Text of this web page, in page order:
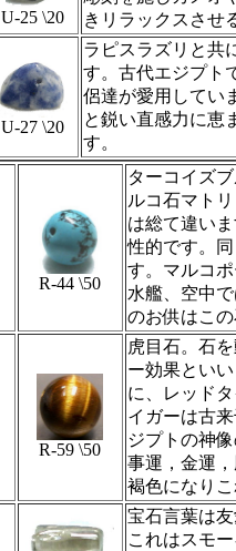
U-25 \20
きリラックスさせ
U-27 \20
ラピスラズリと共
す。古代エジプト
侶達が愛用してい
と鋭い直感力に恵
す。
R-44 \50
ターコイズ
ルコ石マト
は総て違い
性的です。
す。マルコ
水艦、空中
のお供はこ
R-59 \50
虎目石。石
ー効果とい
に、レッド
イガーは古
ジプトの神
事運，金運
褐色になり
宝石言葉は
これはスモ